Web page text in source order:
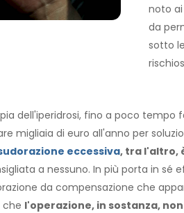
noto
da
sotto
dell'iperidrosi, fino a poco tempo
migliaia di euro all'anno per
eccessiva, tra l'altro,
a nessuno. In più porta in sé
da compensazione che
che l'operazione, in sostanza,